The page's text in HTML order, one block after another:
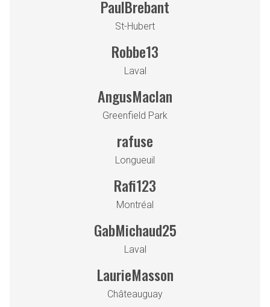
PaulBrebant
St-Hubert
Robbe13
Laval
AngusMaclan
Greenfield Park
rafuse
Longueuil
Rafi123
Montréal
GabMichaud25
Laval
LaurieMasson
Châteauguay